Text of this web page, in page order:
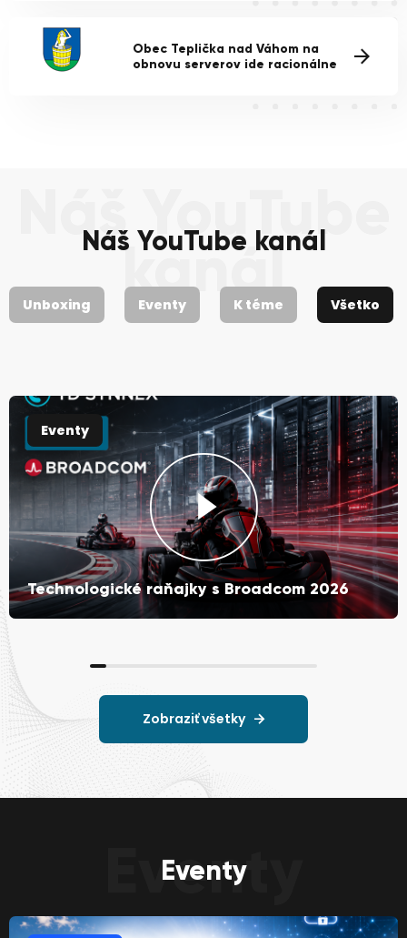
Obec Teplička nad Váhom na
obnovu serverov ide racionálne
Náš YouTube kanál
Náš YouTube
kanál
Unboxing Eventy K téme Všetko
Technologické raňajky s Broadcom 2026
Eventy
Zobraziť všetky
Eventy
Eventy